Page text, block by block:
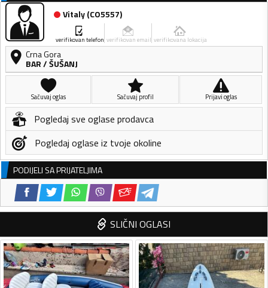
Vitaly(CO5557)
verifikovan telefon verifikovan email verifikovana lokacija
Crna Gora
BAR/ŠUŠANJ
Sačuvaj oglas Sačuvaj profil Prijavi oglas
Pogledaj sve oglase prodavca
Pogledaj oglase iz tvoje okoline
PODIJELI SA PRIJATELJIMA
SLIČNI OGLASI